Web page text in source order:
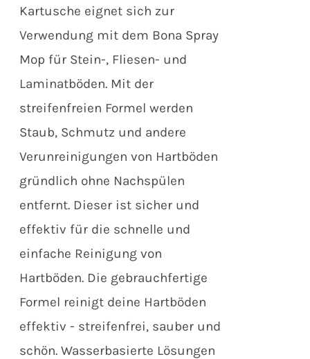
Kartusche eignet sich zur
Verwendung mit dem Bona Spray
Mop für Stein-, Fliesen- und
Laminatböden. Mit der
streifenfreien Formel werden
Staub, Schmutz und andere
Verunreinigungen von Hartböden
gründlich ohne Nachspülen
entfernt. Dieser ist sicher und
effektiv für die schnelle und
einfache Reinigung von
Hartböden. Die gebrauchfertige
Formel reinigt deine Hartböden
effektiv - streifenfrei, sauber und
schön. Wasserbasierte Lösungen